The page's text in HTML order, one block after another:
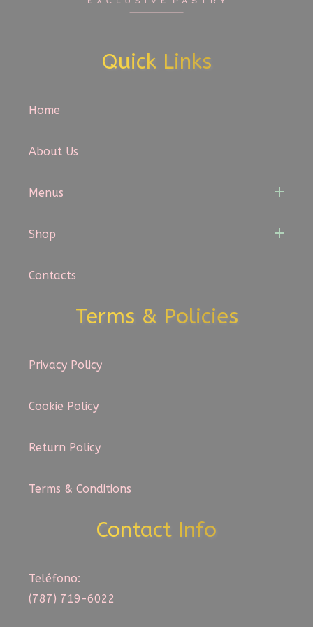
Quick Links
Home
About Us
Menus
Shop
Contacts
Terms & Policies
Privacy Policy
Cookie Policy
Return Policy
Terms & Conditions
Contact Info
Teléfono:
(787) 719-6022